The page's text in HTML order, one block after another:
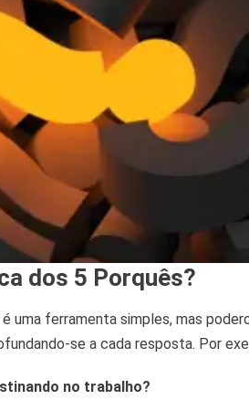
dos 5 Porquês?
uma ferramenta simples, mas
se a cada resposta. Por
no trabalho?